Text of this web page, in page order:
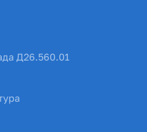
Д26.560.01